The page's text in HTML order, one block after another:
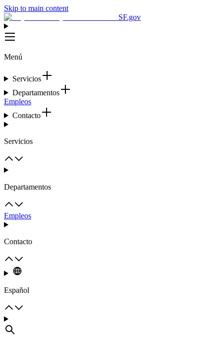
Skip to main content
SF.gov
Menú
Servicios
Departamentos
Empleos
Contacto
Servicios
Departamentos
Empleos
Contacto
Español